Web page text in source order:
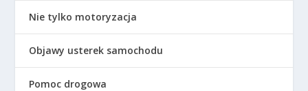
Nie tylko motoryzacja
Objawy usterek samochodu
Pomoc drogowa